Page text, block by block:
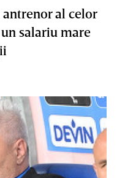
al celor
un salariu mare